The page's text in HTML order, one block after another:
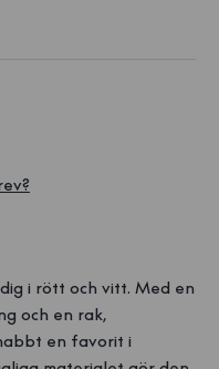
i rött och vitt. Med en
och en rak,
en favorit i